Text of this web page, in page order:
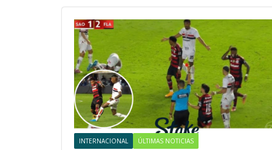
INTERNACIONAL ÚLTIMAS NOTICIAS